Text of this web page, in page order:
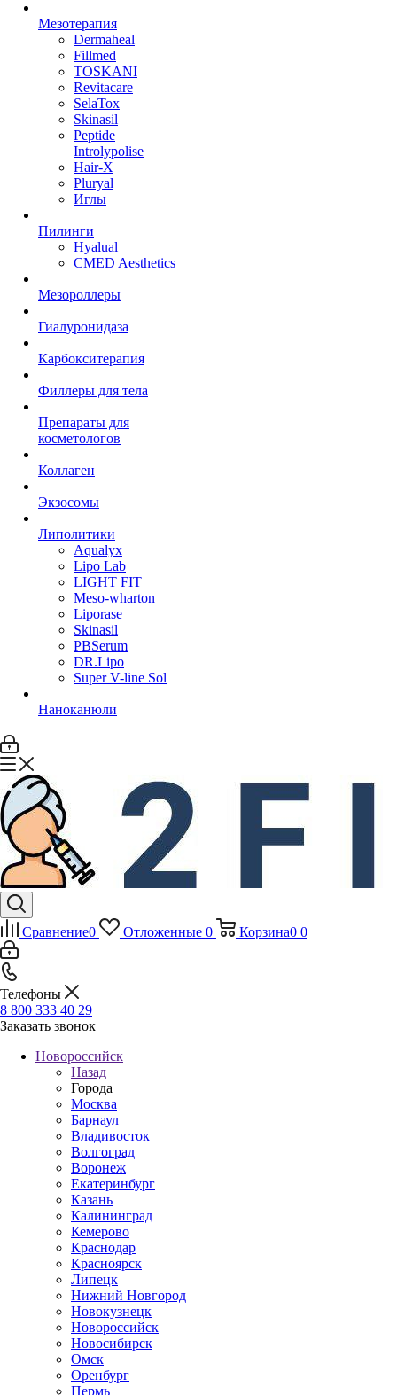
Мезотерапия
Dermaheal
Fillmed
TOSKANI
Revitacare
SelaTox
Skinasil
Peptide
Introlypolise
Hair-X
Pluryal
Иглы
Пилинги
Hyalual
CMED Aesthetics
Мезороллеры
Гиалуронидаза
Карбокситерапия
Филлеры для тела
Препараты для
косметологов
Коллаген
Экзосомы
Липолитики
Aqualyx
Lipo Lab
LIGHT FIT
Meso-wharton
Liporase
Skinasil
PBSerum
DR.Lipo
Super V-line Sol
Наноканюли
Сравнение0 Отложенные 0 Корзина0 0
Телефоны
8 800 333 40 29
Заказать звонок
Новороссийск
Назад
Города
Москва
Барнаул
Владивосток
Волгоград
Воронеж
Екатеринбург
Казань
Калининград
Кемерово
Краснодар
Красноярск
Липецк
Нижний Новгород
Новокузнецк
Новороссийск
Новосибирск
Омск
Оренбург
Пермь